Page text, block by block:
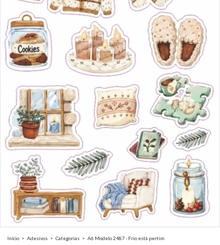
Início > Adesivos > Categorias > A6 Modelo 2487 - Frio está pertim